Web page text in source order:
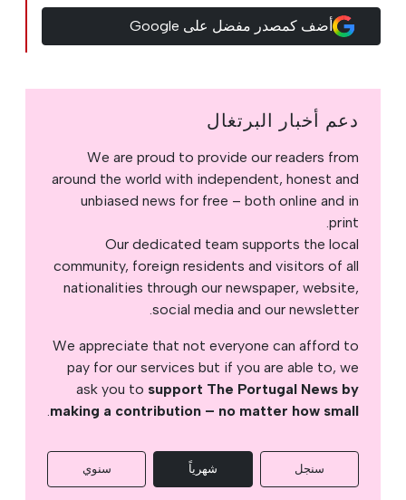
أضف كمصدر مفضل على Google
دعم أخبار البرتغال
We are proud to provide our readers from
around the world with independent, honest and
unbiased news for free – both online and in
print.
Our dedicated team supports the local
community, foreign residents and visitors of all
nationalities through our newspaper, website,
social media and our newsletter.
We appreciate that not everyone can afford to
pay for our services but if you are able to, we
ask you to support The Portugal News by
making a contribution – no matter how small
.
سنجل شهرياً سنوي